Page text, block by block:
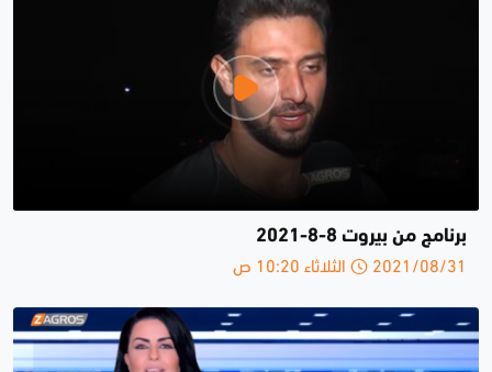
برنامج من بيروت 8-8-2021
2021/08/31 الثلاثاء 10:20 ص